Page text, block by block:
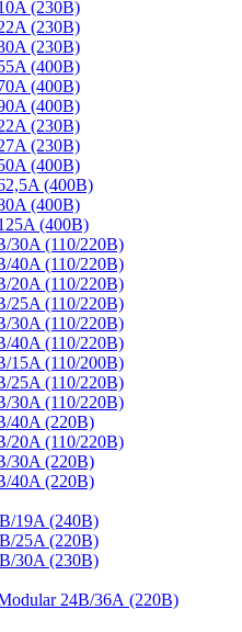
(230B)
(230B)
(230B)
(400B)
(400B)
(400B)
(230B)
(230B)
(400B)
(400B)
(400B)
(400B)
30A (110/220B)
40A (110/220B)
20A (110/220B)
25A (110/220B)
30A (110/220B)
40A (110/220B)
15A (110/200B)
25A (110/220B)
30A (110/220B)
40A (220B)
20A (110/220B)
30A (220B)
40A (220B)
19A (240B)
25A (220B)
30A (230B)
24В/36А (220B)